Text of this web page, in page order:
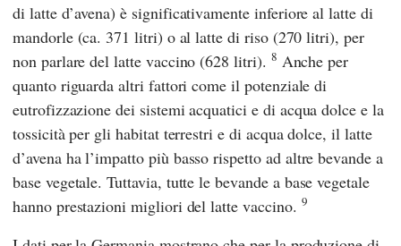
di latte d’avena) è significativamente inferiore al latte di
mandorle (ca. 371 litri) o al latte di riso (270 litri), per
non parlare del latte vaccino (628 litri). 8 Anche per
quanto riguarda altri fattori come il potenziale di
eutrofizzazione dei sistemi acquatici e di acqua dolce e la
tossicità per gli habitat terrestri e di acqua dolce, il latte
d’avena ha l’impatto più basso rispetto ad altre bevande a
base vegetale. Tuttavia, tutte le bevande a base vegetale
hanno prestazioni migliori del latte vaccino. 9